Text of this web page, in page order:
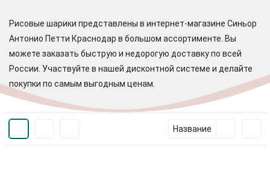
Рисовые шарики представлены в интернет-магазине Синьор
Антонио Петти Краснодар в большом ассортименте. Вы
можете заказать быструю и недорогую доставку по всей
России. Участвуйте в нашей дисконтной системе и делайте
покупки по самым выгодным ценам.
Название